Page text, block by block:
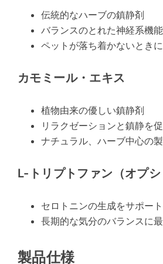
伝統的なハーブの鎮静剤
バランスのとれた神経系機
ペットが落ち着かないとき
カモミール・エキス
植物由来の優しい鎮静剤
リラクゼーションと鎮静を
ナチュラル、ハーブ中心の
L-トリプトファン（オプシ
セロトニンの生成をサポー
長期的な気分のバランスに
製品仕様